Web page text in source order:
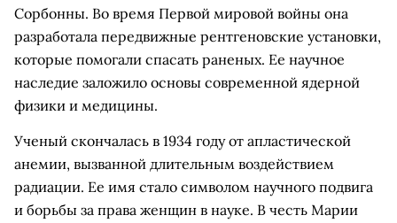
Сорбонны. Во время Первой мировой войны она
разработала передвижные рентгеновские установки,
которые помогали спасать раненых. Ее научное
наследие заложило основы современной ядерной
физики и медицины.
Ученый скончалась в 1934 году от апластической
анемии, вызванной длительным воздействием
радиации. Ее имя стало символом научного подвига
и борьбы за права женщин в науке. В честь Марии